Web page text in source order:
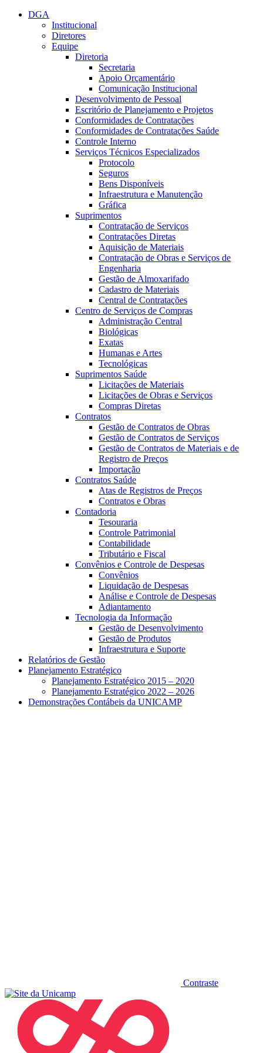
Conteúdo principal
DGA
Institucional
Diretores
Equipe
Diretoria
Secretaria
Apoio Orçamentário
Comunicação Institucional
Desenvolvimento de Pessoal
Escritório de Planejamento e Projetos
Conformidades de Contratações
Conformidades de Contratações Saúde
Controle Interno
Serviços Técnicos Especializados
Protocolo
Seguros
Bens Disponíveis
Infraestrutura e Manutenção
Gráfica
Suprimentos
Contratação de Serviços
Contratações Diretas
Aquisição de Materiais
Contratação de Obras e Serviços de
Engenharia
Gestão de Almoxarifado
Cadastro de Materiais
Central de Contratações
Centro de Serviços de Compras
Administração Central
Biológicas
Exatas
Humanas e Artes
Tecnológicas
Suprimentos Saúde
Licitações de Materiais
Licitações de Obras e Serviços
Compras Diretas
Contratos
Gestão de Contratos de Obras
Gestão de Contratos de Serviços
Gestão de Contratos de Materiais e de
Registro de Preços
Importação
Contratos Saúde
Atas de Registros de Preços
Contratos e Obras
Contadoria
Tesouraria
Controle Patrimonial
Contabilidade
Tributário e Fiscal
Convênios e Controle de Despesas
Convênios
Liquidação de Despesas
Análise e Controle de Despesas
Adiantamento
Tecnologia da Informação
Gestão de Desenvolvimento
Gestão de Produtos
Infraestrutura e Suporte
Relatórios de Gestão
Planejamento Estratégico
Planejamento Estratégico 2015 – 2020
Planejamento Estratégico 2022 – 2026
Demonstrações Contábeis da UNICAMP
Contraste